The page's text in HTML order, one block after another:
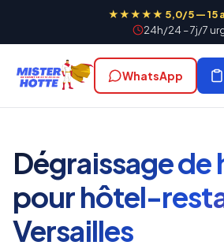
★★★★★ 5,0/5 — 15
24h/24 – 7j/7
WhatsApp
Dégraissage de
pour hôtel-
Versailles